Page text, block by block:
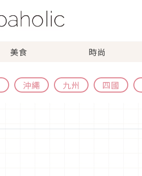
美食 時尚
沖繩 九州 四國